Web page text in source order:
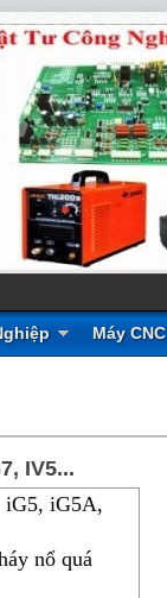
Máy CNC
IV5...
iG5, iG5A,
nổ quá